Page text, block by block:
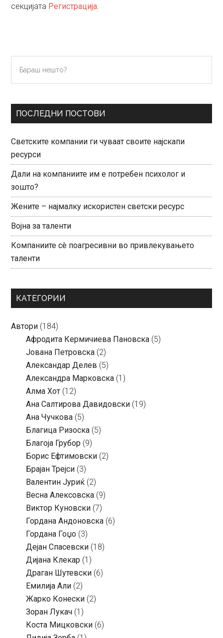
секцијата Регистрација.
Primary
Sidebar
нешто?
ПОСЛЕДНИ ПОСТОВИ
Светските компании ги чуваат своите најскапи
ресурси
Дали на компаниите им е потребен психолог и
зошто?
Жените – најмалку искористен светски ресурс
Војна за таленти
Компаниите сè поагресивни во привлекувањето
таленти
КАТЕГОРИИ
Автори (184)
Aфродита Кермичиева Пановска (5)
Јована Петровска (2)
Александар Делев (5)
Александра Марковска (1)
Алма Хот (12)
Ана Салтирова Давидовски (19)
Ана Чучкова (5)
Благица Ризоска (5)
Благоја Грубор (9)
Борис Ефтимовски (2)
Брајан Трејси (3)
Валентин Јуриќ (2)
Весна Алексовска (9)
Виктор Куновски (7)
Гордана Андоновска (6)
Гордана Гоџо (3)
Дејан Спасевски (18)
Дијана Клекар (1)
Драган Шутевски (6)
Емилија Али (2)
Жарко Конески (2)
Зоран Лукач (1)
Коста Мицковски (6)